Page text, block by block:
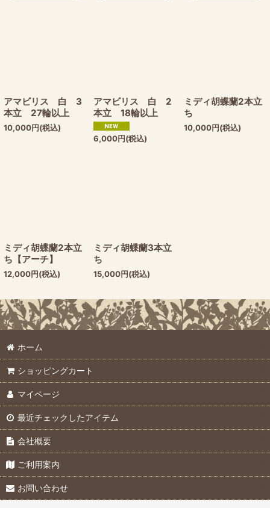
アマビリス 白 3
本立 27輪以上
10,000円(税込)
アマビリス 白 2
本立 18輪以上
6,000円(税込)
ミディ胡蝶蘭2本立
ち
10,000円(税込)
ミディ胡蝶蘭2本立
ち【アーチ】
12,000円(税込)
ミディ胡蝶蘭3本立
ち
15,000円(税込)
ホーム
ショッピングカート
マイページ
最近チェックしたアイテム
会社概要
ご利用案内
お問い合わせ